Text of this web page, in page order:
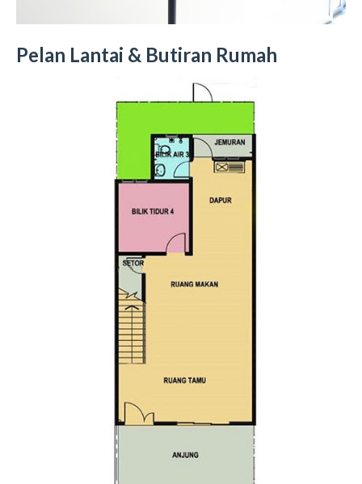
Pelan Lantai & Butiran Rumah